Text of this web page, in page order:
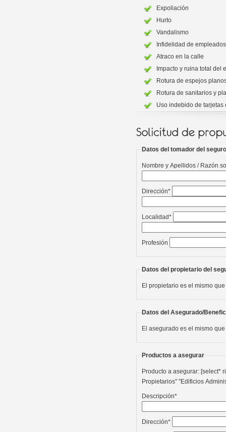
Expoliación
Hurto
Vandalismo
Infidelidad de empleados
Atraco en la calle
Impacto y ruina total del
Rotura de espejos
Rotura de sanitarios y
Uso indebido de tarjetas
Datos del tomador del seguro
Nombre y Apellidos / Razón
Dirección*
Localidad*
Profesión
Datos del propietario del
El propietario es el mismo
Datos del Asegurado/
El asegurado es el mismo
Productos a asegurar
Producto a asegurar: [select* riesgo "Piso" "Vivienda adosada" "Casa
Propietarios" "Edificios
Descripción*
Dirección*